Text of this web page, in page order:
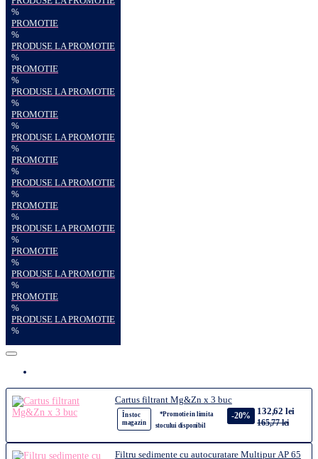
%
PROMOTIE
%
PRODUSE LA PROMOTIE
%
PROMOTIE
%
PRODUSE LA PROMOTIE
%
PROMOTIE
%
PRODUSE LA PROMOTIE
%
PROMOTIE
%
PRODUSE LA PROMOTIE
%
PROMOTIE
%
PRODUSE LA PROMOTIE
%
PROMOTIE
%
PRODUSE LA PROMOTIE
%
PROMOTIE
%
PRODUSE LA PROMOTIE
%
Cartus filtrant Mg&Zn x 3 buc
În stoc
magazin
*Promotie in limita
stocului disponibil
-20% 132,62 lei
165,77 lei
Filtru sedimente cu autocuratare Multipur AP 65